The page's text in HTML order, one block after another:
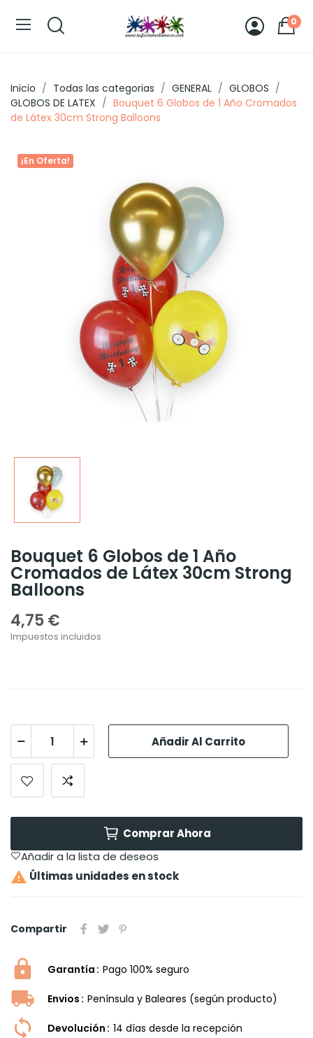
0
Inicio Todas las categorias GENERAL
GLOBOS
GLOBOS DE LATEX
Bouquet 6 Globos de 1 Año Cromados
de Látex 30cm Strong Balloons
¡En Oferta!
Bouquet 6 Globos de 1 Año
Cromados de Látex 30cm Strong
Balloons
4,75 €
Impuestos incluidos
Añadir Al Carrito
Comprar Ahora
Añadir a la lista de deseos
 Últimas unidades en stock
Compartir
Garantía Pago 100% seguro
Envios Península y Baleares (según producto)
Devolución 14 dí­as desde la recepción